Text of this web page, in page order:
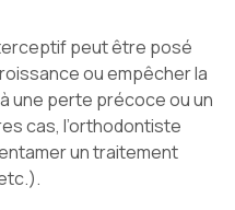
peut être posé
ou empêcher la
une perte précoce ou un
cas, l’orthodontiste
un traitement